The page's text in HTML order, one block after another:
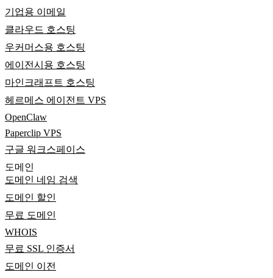
기업용 이메일
클라우드 호스팅
우커머스용 호스팅
에이전시용 호스팅
마인크래프트 호스팅
헤르메스 에이전트 VPS
OpenClaw
Paperclip VPS
구글 워크스페이스
도메인
도메인 네임 검색
도메인 할인
무료 도메인
WHOIS
무료 SSL 인증서
도메인 이전